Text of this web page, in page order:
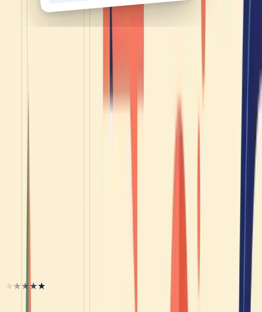
Se remettre au français à l'âge adulte : la meilleure
méthode (ce n'est pas de tout recommencer)
Comment comprendre le français parlé à vitesse
réelle (quand les Français parlent entre eux)
Sie haben ihr Französisch freigeschaltet
★★★★★